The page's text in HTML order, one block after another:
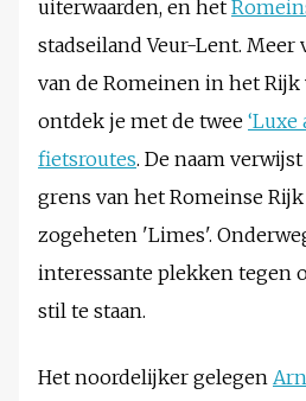
uiterwaarden, en het
stadseiland Veur-Lent. Meer
van de Romeinen in het
ontdek je met de twee ‘Luxe
fietsroutes. De naam
grens van het Romeinse
zogeheten 'Limes'.
interessante plekken tegen
stil te staan.
Het noordelijker gelegen